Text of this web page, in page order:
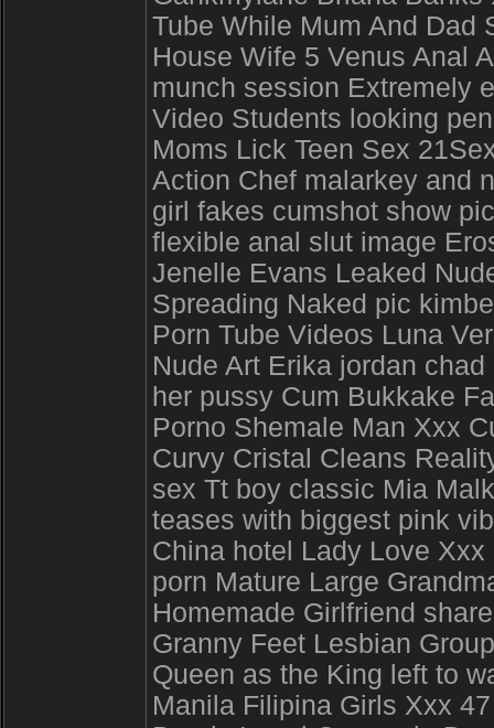
Tube While Mum And Dad
House Wife 5 Venus Anal
munch session Extremely
Video Students looking
Moms Lick Teen Sex
Action Chef malarkey and
girl fakes cumshot show
flexible anal slut image
Jenelle Evans Leaked
Spreading Naked pic
Porn Tube Videos Luna
Nude Art Erika jordan
her pussy Cum Bukkake
Porno Shemale Man Xxx
Curvy Cristal Cleans
sex Tt boy classic Mia
teases with biggest pink
China hotel Lady Love
porn Mature Large
Homemade Girlfriend
Granny Feet Lesbian
Queen as the King left to
Manila Filipina Girls Xxx